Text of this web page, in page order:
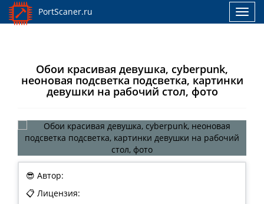
PortScaner.ru
Обои красивая девушка, cyberpunk,
неоновая подсветка подсветка, картинки
девушки на рабочий стол, фото
😎 Автор:
📋 Лицензия: